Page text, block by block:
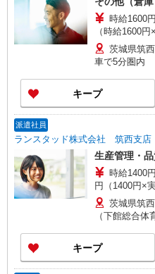
時給1600
（時給1600
万円（時給
支給 ※交通費
茨城県筑
車で5分圏内
キープ
派遣社員
ランスタッド株式会社 筑西支店
生産管理・
時給1400
円（1400円×
（20Hの場合
給／当社規定
茨城県筑
（下館総合
キープ